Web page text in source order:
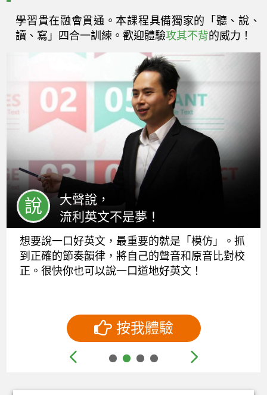
學習貴在融會貫通。本課程具備獨家的「聽、說、
讀、寫」四合一訓練。歡迎體驗攻其不背的威力！
說
大聲說，
流利英文不是夢！
想要說一口好英文，最重要的就是「模仿」。抓
到正確的節奏韻律，將自己的聲音和原音比對校
正。很快你也可以說一口道地好英文！
按我體驗